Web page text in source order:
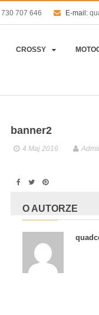
730 707 646 E-mail:
CROSSY
banner2
4 Maj 2016
O AUTORZE